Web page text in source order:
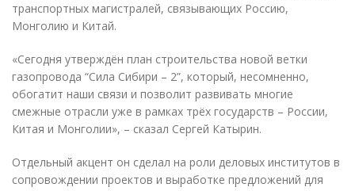
транспортных магистралей, связывающих Россию,
Монголию и Китай.
«Сегодня утверждён план строительства новой ветки
газопровода “Сила Сибири – 2”, который, несомненно,
обогатит наши связи и позволит развивать многие
смежные отрасли уже в рамках трёх государств – России,
Китая и Монголии», – сказал Сергей Катырин.
Отдельный акцент он сделал на роли деловых институтов в
сопровождении проектов и выработке предложений для